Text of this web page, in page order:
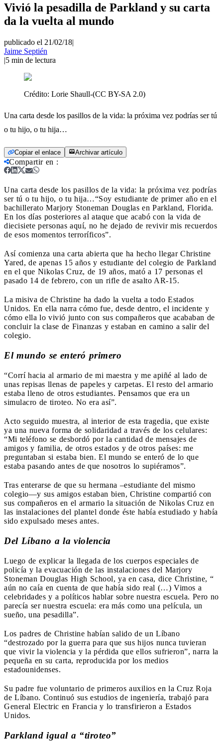
Vivió la pesadilla de Parkland y su carta
da la vuelta al mundo
publicado el 21/02/18|
Jaime Septién
|5 min de lectura
Crédito: Lorie Shaull-(CC BY-SA 2.0)
Una carta desde los pasillos de la vida: la próxima vez podrías ser tú
o tu hijo, o tu hija…
Copiar el enlace Archivar artículo
Compartir en :
Una carta desde los pasillos de la vida: la próxima vez podrías
ser tú o tu hijo, o tu hija…“Soy estudiante de primer año en el
bachillerato Marjory Stoneman Douglas en Parkland, Florida.
En los días posteriores al ataque que acabó con la vida de
diecisiete personas aquí, no he dejado de revivir mis recuerdos
de esos momentos terroríficos”.
Así comienza una carta abierta que ha hecho llegar Christine
Yared, de apenas 15 años y estudiante del colegio de Parkland
en el que Nikolas Cruz, de 19 años, mató a 17 personas el
pasado 14 de febrero, con un rifle de asalto AR-15.
La misiva de Christine ha dado la vuelta a todo Estados
Unidos. En ella narra cómo fue, desde dentro, el incidente y
cómo ella lo vivió junto con sus compañeros que acababan de
concluir la clase de Finanzas y estaban en camino a salir del
colegio.
El mundo se enteró primero
“Corrí hacia al armario de mi maestra y me apiñé al lado de
unas repisas llenas de papeles y carpetas. El resto del armario
estaba lleno de otros estudiantes. Pensamos que era un
simulacro de tiroteo. No era así”.
Acto seguido muestra, al interior de esta tragedia, que existe
ya una nueva forma de solidaridad a través de los celulares:
“Mi teléfono se desbordó por la cantidad de mensajes de
amigos y familia, de otros estados y de otros países: me
preguntaban si estaba bien. El mundo se enteró de lo que
estaba pasando antes de que nosotros lo supiéramos”.
Tras enterarse de que su hermana –estudiante del mismo
colegio—y sus amigos estaban bien, Christine compartió con
sus compañeros en el armario la situación de Nikolas Cruz en
las instalaciones del plantel donde éste había estudiado y había
sido expulsado meses antes.
Del Líbano a la violencia
Luego de explicar la llegada de los cuerpos especiales de
policía y la evacuación de las instalaciones del Marjory
Stoneman Douglas High School, ya en casa, dice Christine, “
aún no caía en cuenta de que había sido real (…) Vimos a
celebridades y a políticos hablar sobre nuestra escuela. Pero no
parecía ser nuestra escuela: era más como una película, un
sueño, una pesadilla”.
Los padres de Christine habían salido de un Líbano
“destrozado por la guerra para que sus hijos nunca tuvieran
que vivir la violencia y la pérdida que ellos sufrieron”, narra la
pequeña en su carta, reproducida por los medios
estadounidenses.
Su padre fue voluntario de primeros auxilios en la Cruz Roja
de Líbano. Continuó sus estudios de ingeniería, trabajó para
General Electric en Francia y lo transfirieron a Estados
Unidos.
Parkland igual a “tiroteo”